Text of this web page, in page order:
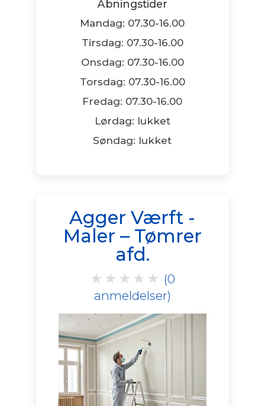
Åbningstider
Mandag: 07.30-16.00
Tirsdag: 07.30-16.00
Onsdag: 07.30-16.00
Torsdag: 07.30-16.00
Fredag: 07.30-16.00
Lørdag: lukket
Søndag: lukket
Agger Værft -
Maler – Tømrer
afd.
★ ★ ★ ★ ★ (0
anmeldelser)